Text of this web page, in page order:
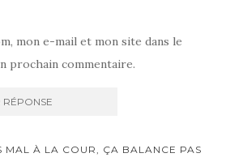
mon e-mail et mon site dans le
prochain commentaire.
MAL À LA COUR, ÇA BALANCE PAS